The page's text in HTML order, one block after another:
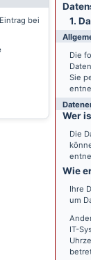
bei
1.
Die
Sie
Wer
Die
Wie
Ihre
um
IT-